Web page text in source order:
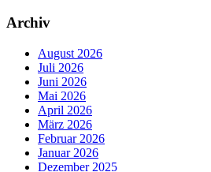
Archiv
August 2026
Juli 2026
Juni 2026
Mai 2026
April 2026
März 2026
Februar 2026
Januar 2026
Dezember 2025